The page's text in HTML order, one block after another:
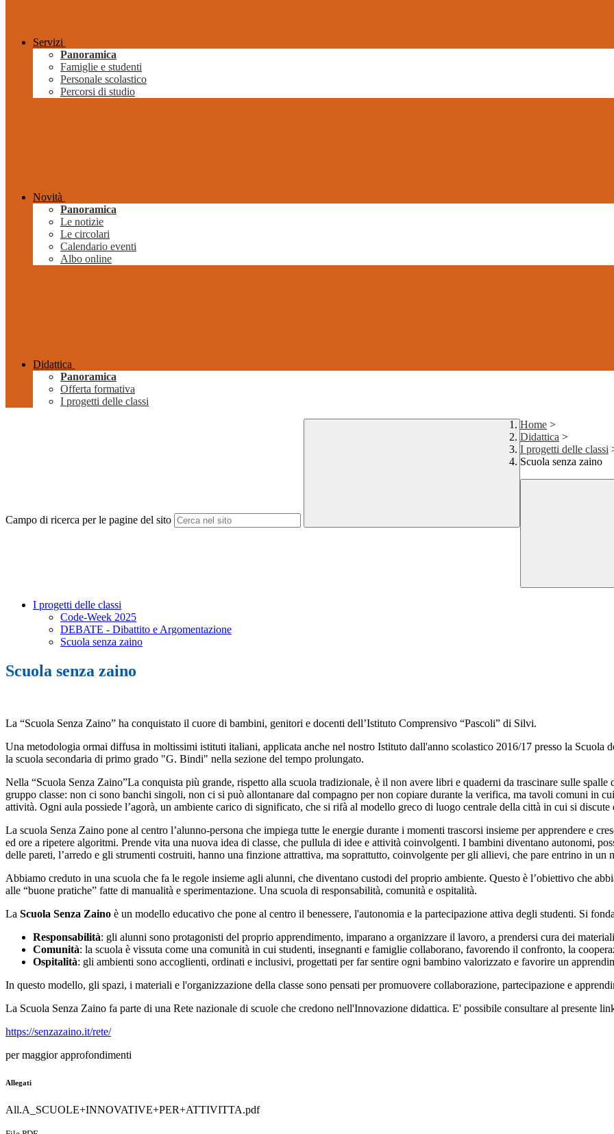
Servizi
Panoramica
Famiglie e studenti
Personale scolastico
Percorsi di studio
Novità
Panoramica
Le notizie
Le circolari
Calendario eventi
Albo online
Didattica
Panoramica
Offerta formativa
I progetti delle classi
Campo di ricerca per le pagine del sito
Home >
Didattica >
I progetti delle classi
Scuola senza zaino
I progetti delle classi
Code-Week 2025
DEBATE - Dibattito e Argomentazione
Scuola senza zaino
Scuola senza zaino
La “Scuola Senza Zaino” ha conquistato il cuore di bambini, genitori e docenti dell’Istituto Comprensivo “Pascoli” di Silvi.
Una metodologia ormai diffusa in moltissimi istituti italiani, applicata anche nel nostro Istituto dall'anno scolastico 2016/17 presso la
la scuola secondaria di primo grado "G. Bindi" nella sezione del tempo prolungato.
Nella “Scuola Senza Zaino”La conquista più grande, rispetto alla scuola tradizionale, è il non avere libri e quaderni da trascinare sulle
gruppo classe: non ci sono banchi singoli, non ci si può allontanare dal compagno per non copiare durante la verifica, ma tavoli comuni in
attività. Ogni aula possiede l’agorà, un ambiente carico di significato, che si rifà al modello greco di luogo centrale della città in cui si
La scuola Senza Zaino pone al centro l’alunno-persona che impiega tutte le energie durante i momenti trascorsi insieme per apprendere e
ed ore a ripetere algoritmi. Prende vita una nuova idea di classe, che pullula di idee e attività coinvolgenti. I bambini diventano autonomi,
delle pareti, l’arredo e gli strumenti costruiti, hanno una finzione attrattiva, ma soprattutto, coinvolgente per gli allievi, che pare entrino in un
Abbiamo creduto in una scuola che fa le regole insieme agli alunni, che diventano custodi del proprio ambiente. Questo è l’obiettivo che
alle “buone pratiche” fatte di manualità e sperimentazione. Una scuola di responsabilità, comunità e ospitalità.
La Scuola Senza Zaino è un modello educativo che pone al centro il benessere, l'autonomia e la partecipazione attiva degli studenti. Si
Responsabilità: gli alunni sono protagonisti del proprio apprendimento, imparano a organizzare il lavoro, a prendersi cura dei
Comunità: la scuola è vissuta come una comunità in cui studenti, insegnanti e famiglie collaborano, favorendo il confronto, la
Ospitalità: gli ambienti sono accoglienti, ordinati e inclusivi, progettati per far sentire ogni bambino valorizzato e favorire un
In questo modello, gli spazi, i materiali e l'organizzazione della classe sono pensati per promuovere collaborazione, partecipazione e
La Scuola Senza Zaino fa parte di una Rete nazionale di scuole che credono nell'Innovazione didattica. E' possibile consultare al presente
https://senzazaino.it/rete/
per maggior approfondimenti
Allegati
All.A_SCUOLE+INNOVATIVE+PER+ATTIVITTA.pdf